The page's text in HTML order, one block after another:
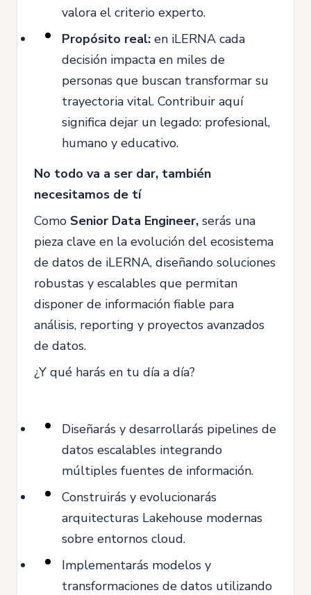
valora el criterio experto.
Propósito real: en iLERNA cada
decisión impacta en miles de
personas que buscan transformar su
trayectoria vital. Contribuir aquí
significa dejar un legado: profesional,
humano y educativo.
No todo va a ser dar, también
necesitamos de tí
Como Senior Data Engineer, serás una
pieza clave en la evolución del ecosistema
de datos de iLERNA, diseñando soluciones
robustas y escalables que permitan
disponer de información fiable para
análisis, reporting y proyectos avanzados
de datos.
¿Y qué harás en tu día a día?
Diseñarás y desarrollarás pipelines de
datos escalables integrando
múltiples fuentes de información.
Construirás y evolucionarás
arquitecturas Lakehouse modernas
sobre entornos cloud.
Implementarás modelos y
transformaciones de datos utilizando